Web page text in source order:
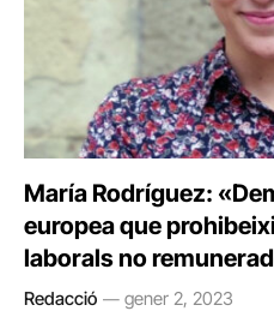
María Rodríguez:
europea que
laborals no
Redacció gener 2, 2023